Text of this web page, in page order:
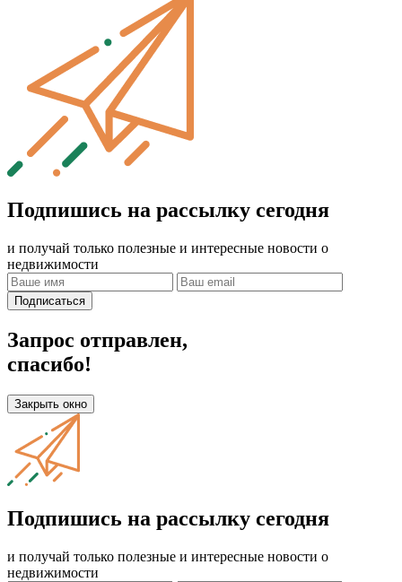
Подпишись на рассылку сегодня
и получай только полезные и интересные новости о
недвижимости
Подписаться
Запрос отправлен,
спасибо!
Закрыть окно
Подпишись на рассылку сегодня
и получай только полезные и интересные новости о
недвижимости